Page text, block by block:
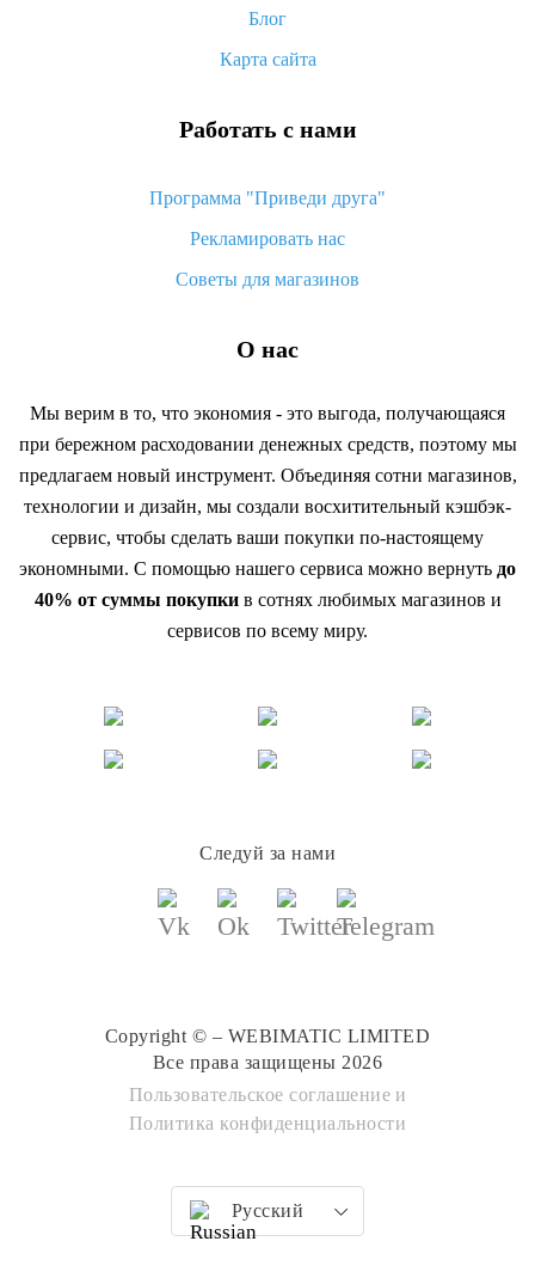
возврата денег
Блог
Карта сайта
Работать с нами
Программа "Приведи друга"
Рекламировать нас
Советы для магазинов
О нас
Мы верим в то, что экономия - это выгода, получающаяся
при бережном расходовании денежных средств, поэтому мы
предлагаем новый инструмент. Объединяя сотни магазинов,
технологии и дизайн, мы создали восхитительный кэшбэк-
сервис, чтобы сделать ваши покупки по-настоящему
экономными. С помощью нашего сервиса можно вернуть до
40% от суммы покупкив сотнях любимых магазинов и
сервисов по всему миру.
Следуй за нами
Copyright © – WEBIMATIC LIMITED
Все права защищены 2026
Пользовательское соглашение и
Политика конфиденциальности
Русский